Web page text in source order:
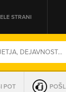
STRANI
POT